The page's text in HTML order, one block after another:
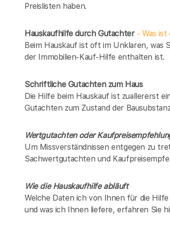
Preislisten haben.
Hauskaufhilfe durch Gutachter- Was ist
Beim Hauskauf ist oft im Unklaren, was
der Immobilien-Kauf-Hilfe enthalten ist.
Schriftliche Gutachten zum Haus
Die Hilfe beim Hauskauf ist zuallererst
Gutachten zum Zustand der
Wertgutachten oder
Um Missverständnissen entgegen zu
Sachwertgutachten und
Wie die Hauskaufhilfe abläuft
Welche Daten ich von Ihnen für die
und was ich Ihnen liefere, erfahren Sie